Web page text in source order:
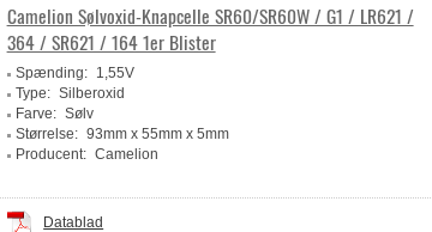
Camelion Sølvoxid-Knapcelle SR60/SR60W / G1 / LR621 /
364 / SR621 / 164 1er Blister
Spænding:
1,55V
Type: Silberoxid
Farve: Sølv
Størrelse: 93mm x 55mm x 5mm
Producent: Camelion
Datablad